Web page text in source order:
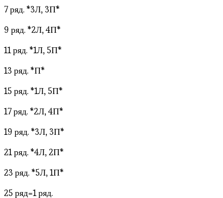
7 ряд. *3Л, 3П*
9 ряд. *2Л, 4П*
11 ряд. *1Л, 5П*
13 ряд. *П*
15 ряд. *1Л, 5П*
17 ряд. *2Л, 4П*
19 ряд. *3Л, 3П*
21 ряд. *4Л, 2П*
23 ряд. *5Л, 1П*
25 ряд=1 ряд.